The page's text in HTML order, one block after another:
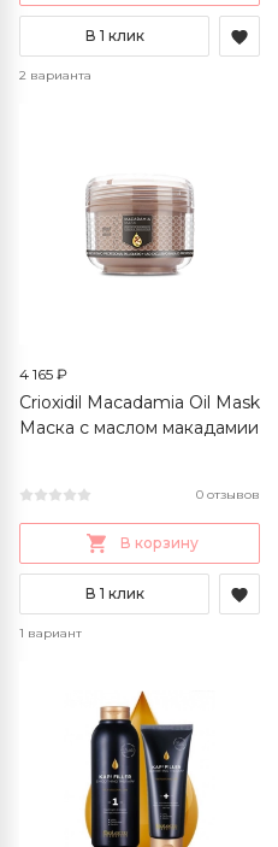
В 1 клик
2 варианта
4 165 ₽
Crioxidil Macadamia Oil Mask
Маска с маслом макадамии
0 отзывов
В корзину
В 1 клик
1 вариант